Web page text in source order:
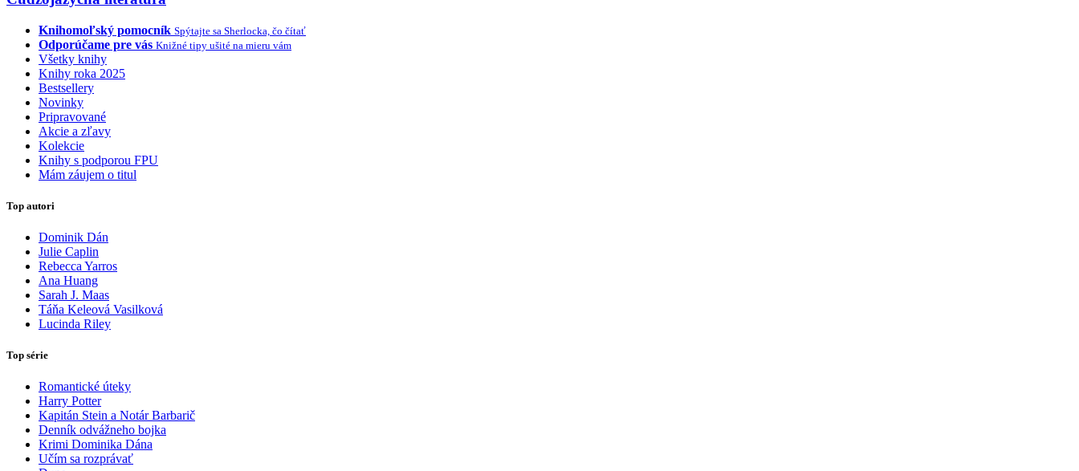
Knihomoľský pomocník Spýtajte sa Sherlocka, čo čítať
Odporúčame pre vás Knižné tipy ušité na mieru vám
Všetky knihy
Knihy roka 2025
Bestsellery
Novinky
Pripravované
Akcie a zľavy
Kolekcie
Knihy s podporou FPU
Mám záujem o titul
Top autori
Dominik Dán
Julie Caplin
Rebecca Yarros
Ana Huang
Sarah J. Maas
Táňa Keleová Vasilková
Lucinda Riley
Top série
Romantické úteky
Harry Potter
Kapitán Stein a Notár Barbarič
Denník odvážneho bojka
Krimi Dominika Dána
Učím sa rozprávať